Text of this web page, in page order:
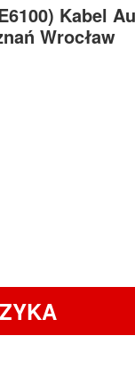
Kabel
Wrocław